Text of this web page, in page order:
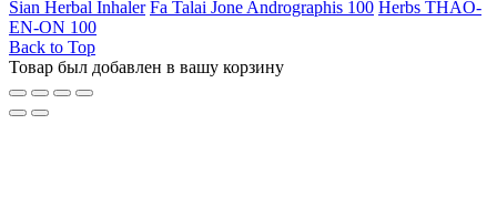
Sian Herbal Inhaler Fa Talai Jone Andrographis 100 Herbs THAO-
EN-ON 100
Back to Top
Товар был добавлен в вашу корзину